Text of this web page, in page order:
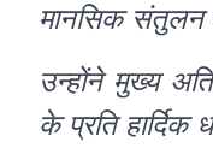
मानसिक संतुलन
उन्होंने मुख्य
के प्रति हार्दिक